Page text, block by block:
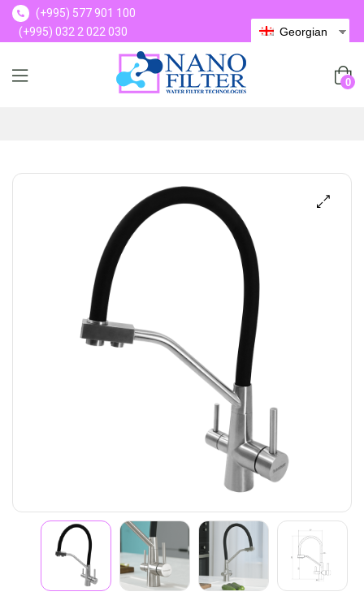
(+995) 577 901 100
(+995) 032 2 022 030
Georgian
0